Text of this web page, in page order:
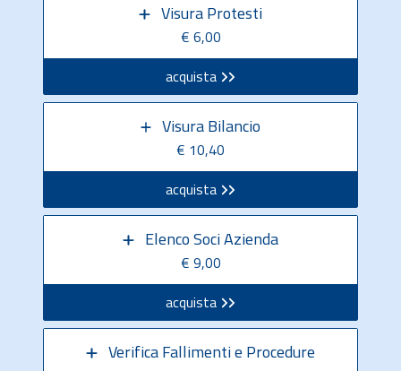
Visura Protesti
€ 6,00
acquista
Visura Bilancio
€ 10,40
acquista
Elenco Soci Azienda
€ 9,00
acquista
Verifica Fallimenti e Procedure